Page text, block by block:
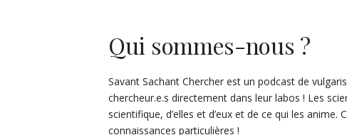
Qui sommes-nous ?
Savant Sachant Chercher est un podcast de
chercheur.e.s directement dans leur labos ! Les
scientifique, d’elles et d’eux et de ce qui les
connaissances particulières !